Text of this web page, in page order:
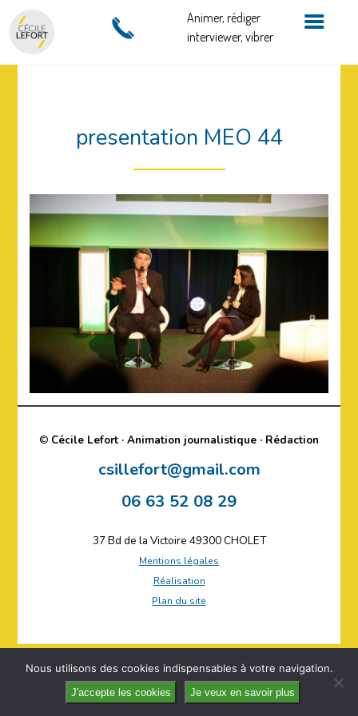
presentation MEO 44
© Cécile Lefort · Animation journalistique · Rédaction
csillefort@gmail.com
06 63 52 08 29
37 Bd de la Victoire 49300 CHOLET
Mentions légales
Réalisation
Plan du site
Animer, rédiger
interviewer, vibrer
Nous utilisons des cookies indispensables à votre navigation.
J'accepte les cookies Je veux en savoir plus